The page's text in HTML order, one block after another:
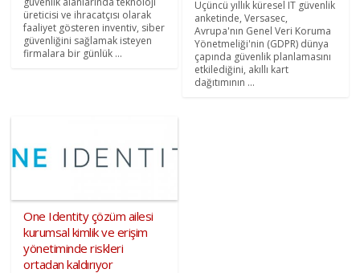
üreticisi ve ihracatçısı olarak
faaliyet gösteren inventiv, siber
güvenliğini sağlamak isteyen
firmalara bir günlük ...
Üçüncü yıllık küresel IT güvenlik
anketinde, Versasec,
Avrupa'nın Genel Veri Koruma
Yönetmeliği'nin (GDPR) dünya
çapında güvenlik planlamasını
etkilediğini, akıllı kart
dağıtımının ...
One Identity çözüm ailesi
kurumsal kimlik ve erişim
yönetiminde riskleri
ortadan kaldırıyor